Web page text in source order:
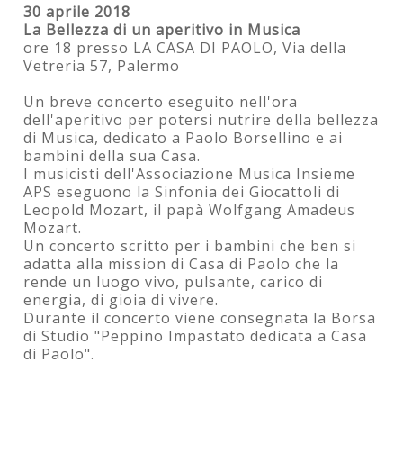
30 aprile 2018
La Bellezza di un aperitivo in Musica
ore 18 presso LA CASA DI PAOLO, Via della
Vetreria 57, Palermo
Un breve concerto eseguito nell'ora
dell'aperitivo per potersi nutrire della bellezza
di Musica, dedicato a Paolo Borsellino e ai
bambini della sua Casa.
I musicisti dell'Associazione Musica Insieme
APS eseguono la Sinfonia dei Giocattoli di
Leopold Mozart, il papà Wolfgang Amadeus
Mozart.
Un concerto scritto per i bambini che ben si
adatta alla mission di Casa di Paolo che la
rende un luogo vivo, pulsante, carico di
energia, di gioia di vivere.
Durante il concerto viene consegnata la Borsa
di Studio "Peppino Impastato dedicata a Casa
di Paolo".